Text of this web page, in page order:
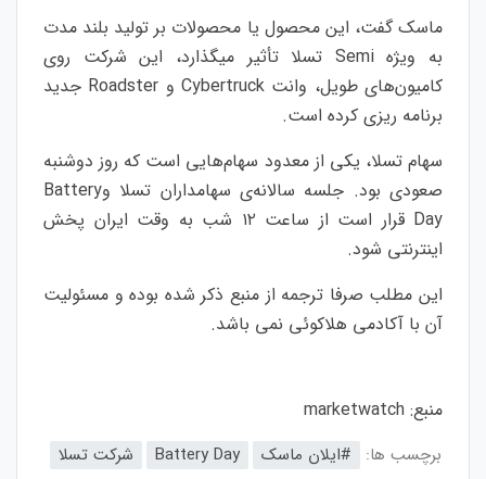
ماسک گفت، این محصول یا محصولات بر تولید بلند مدت
به ویژه Semi تسلا تأثیر میگذارد، این شرکت روی
کامیون‌های طویل، وانت Cybertruck و Roadster جدید
برنامه ریزی کرده است.
سهام تسلا، یکی از معدود سهام‌هایی است که روز دوشنبه
صعودی بود. جلسه سالانه‌ی سهامداران تسلا وBattery
Day قرار است از ساعت ۱۲ شب به وقت ایران پخش
اینترنتی شود.
این مطلب صرفا ترجمه از منبع ذکر شده بوده و مسئولیت
آن با آکادمی هلاکوئی نمی باشد.
منبع: marketwatch
برچسب ها: #ایلان ماسک Battery Day
شرکت تسلا